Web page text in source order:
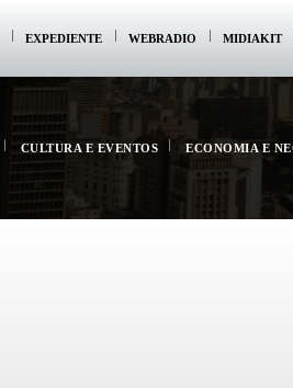
EXPEDIENTE WEBRADIO MIDIAKIT
CULTURA E EVENTOS ECONOMIA E